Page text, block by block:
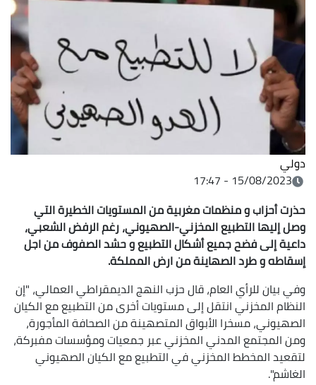
دولي
15/08/2023 - 17:47
حذرت أحزاب و منظمات مغربية من المستويات الخطيرة التي
وصل إليها التطبيع المخزني-الصهيوني، رغم الرفض الشعبي،
داعية إلى فضح جميع أشكال التطبيع و حشد الصفوف من اجل
إسقاطه و طرد الصهاينة من ارض المملكة.
وفي بيان للرأي العام، قال حزب النهج الديمقراطي العمالي، "إن
النظام المخزني انتقل إلى مستويات أخرى من التطبيع مع الكيان
الصهيوني، مسخرا الأبواق المتصهينة من الصحافة المأجورة،
ومن المجتمع المدني المخزني عبر جمعيات ومؤسسات مفبركة،
لتقعيد المخطط المخزني في التطبيع مع الكيان الصهيوني
الغاشم".